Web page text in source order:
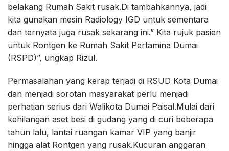
belakang Rumah Sakit rusak.Di tambahkannya, jadi
kita gunakan mesin Radiology IGD untuk sementara
dan ternyata juga rusak sekarang ini.” Kita rujuk pasien
untuk Rontgen ke Rumah Sakit Pertamina Dumai
(RSPD)”, ungkap Rizul.
Permasalahan yang kerap terjadi di RSUD Kota Dumai
dan menjadi sorotan masyarakat perlu menjadi
perhatian serius dari Walikota Dumai Paisal.Mulai dari
kehilangan aset besi di gudang yang di curi beberapa
tahun lalu, lantai ruangan kamar VIP yang banjir
hingga alat Rontgen yang rusak.Kucuran anggaran